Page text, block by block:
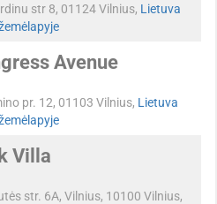
str 8, 01124 Vilnius, Lietuva
Avenue
pr. 12, 01103 Vilnius, Lietuva
Villa
str. 6A, Vilnius, 10100 Vilnius,